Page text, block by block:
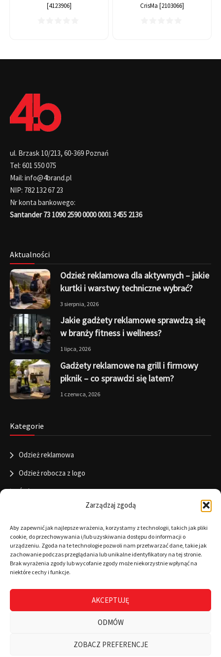
Zarządzaj zgodą
Aby zapewnić jak najlepsze wrażenia, korzystamy z technologii, takich jak pliki
cookie, do przechowywania i/lub uzyskiwania dostępu do informacji o
urządzeniu. Zgoda na te technologie pozwoli nam przetwarzać dane, takie jak
zachowanie podczas przeglądania lub unikalne identyfikatory na tej stronie.
Brak wyrażenia zgody lub wycofanie zgody może niekorzystnie wpłynąć na
niektóre cechy i funkcje.
AKCEPTUJĘ
ODMÓW
ZOBACZ PREFERENCJE
[4123906]
CrisMa [2103066]
ul. Brzask 10/213, 60-369 Poznań
Tel: 601 550 075
Mail: info@4brand.pl
NIP: 782 132 67 23
Nr konta bankowego:
Santander 73 1090 2590 0000 0001 3455 2136
Aktualności
Odzież reklamowa dla aktywnych – jakie
kurtki i warstwy techniczne wybrać?
3 sierpnia, 2026
Jakie gadżety reklamowe sprawdzą się
w branży fitness i wellness?
1 lipca, 2026
Gadżety reklamowe na grill i firmowy
piknik – co sprawdzi się latem?
1 czerwca, 2026
Kategorie
Odzież reklamowa
Odzież robocza z logo
Święta
Informacje
RODO
Polityka cookies
Regulamin
Warunki płatności